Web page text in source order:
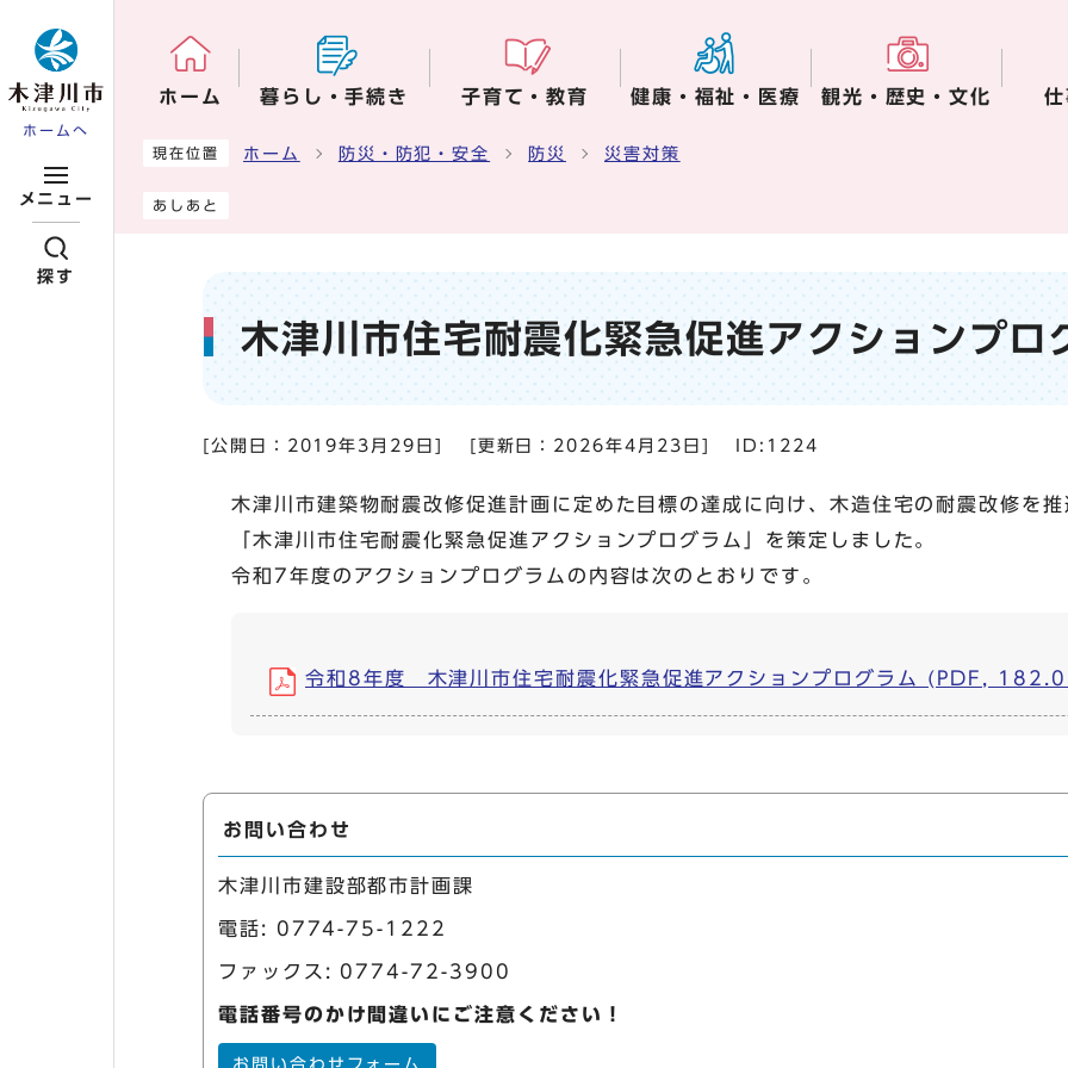
ホームへ
メニュー
探す
ホーム 暮らし・手続き 子育て・教育 健康・福祉・医療 観光・歴史・文化
ここから本文です
現在位置 ホーム 防災・防犯・安全 防災 災害対策
あしあと
木津川市住宅耐震化緊急促進アクションプロ
[公開日： 2019年3月29日 [更新日： 2026年4月23日 ID:1224
木津川市建築物耐震改修促進計画に定めた目標の達成に向け、木造住宅の耐震改修を
「木津川市住宅耐震化緊急促進アクションプログラム」を策定しました。
令和7年度のアクションプログラムの内容は次のとおりです。
令和8年度 木津川市住宅耐震化緊急促進アクションプログラム (PDF,
お問い合わせ
木津川市建設部都市計画課
電話: 0774-75-1222
ファックス: 0774-72-3900
電話番号のかけ間違いにご注意ください！
お問い合わせフォーム